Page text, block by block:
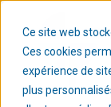
Ce site web
Ces cookies
expérience de
plus